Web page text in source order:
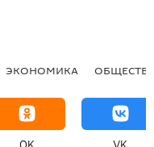
ЭКОНОМИКА